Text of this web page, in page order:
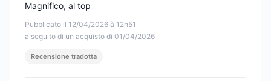
Pubblicato il 12/04/2026 à 12h51
a seguito di un acquisto di 01/04/2026
Magnifico, al top
Recensione tradotta